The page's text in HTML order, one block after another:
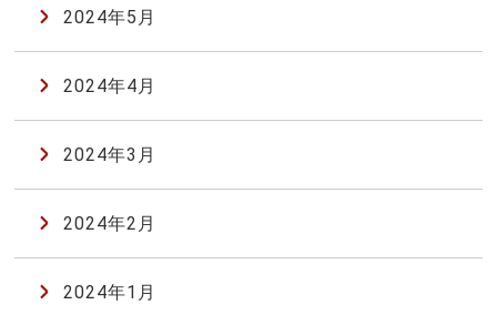
2024年5月
2024年4月
2024年3月
2024年2月
2024年1月